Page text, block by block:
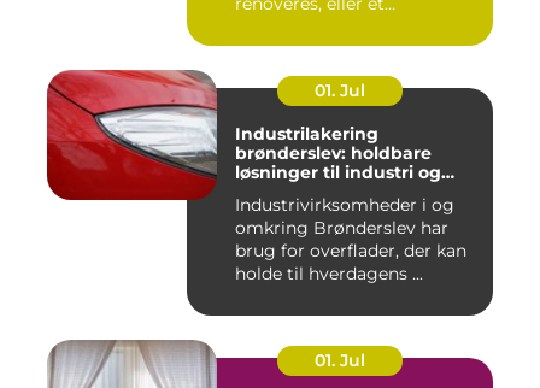
01. Jul
Industrilakering
brønderslev: holdbare
løsninger til industri og
Industrivirksomheder i og
omkring Brønderslev har
brug for overflader, der kan
holde til hverdagens ...
01. Jul